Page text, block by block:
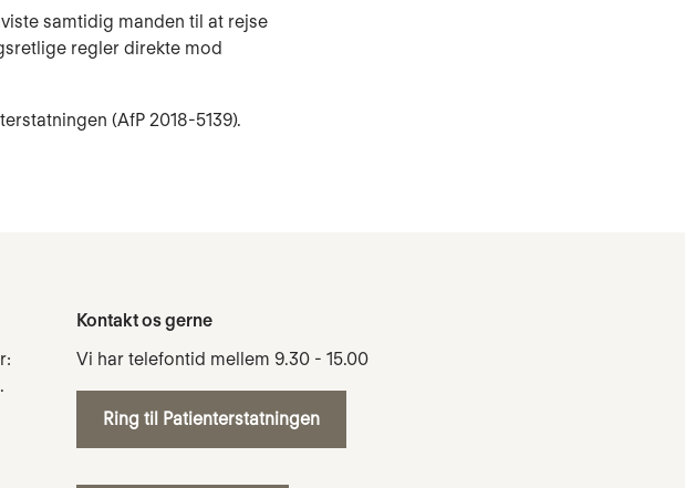
samtidig manden til at rejse
regler direkte mod
(AfP 2018-5139).
Kontakt os gerne
Vi har telefontid mellem 9.30 - 15.00
Ring til Patienterstatningen